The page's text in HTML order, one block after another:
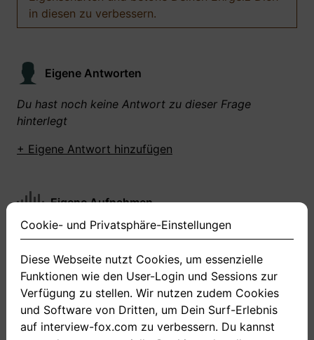
in diesen zu verbessern.
Eigene Antworten
Du hast noch keine Antwort zu dieser Frage
hinterlegt
+ Eigene Antwort hinzufügen
Eigene Aufnahmen
Du hast zu dieser Frage noch keine Antworten
+ Neue Antwort aufnehmen
Cookie- und Privatsphäre-Einstellungen
Diese Webseite nutzt Cookies, um essenzielle
Funktionen wie den User-Login und Sessions zur
Verfügung zu stellen. Wir nutzen zudem Cookies
und Software von Dritten, um Dein Surf-Erlebnis
auf interview-fox.com zu verbessern. Du kannst